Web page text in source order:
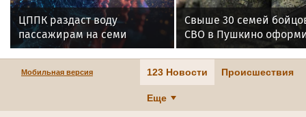
ЦППК раздаст воду
пассажирам на семи
вокзалах Москвы
Свыше 30 семей
СВО в Пушкино
ежегодную выплату
на такси
Мобильная версия 123 Новости Происшествия
Еще